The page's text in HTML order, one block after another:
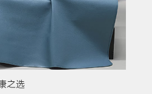
之选